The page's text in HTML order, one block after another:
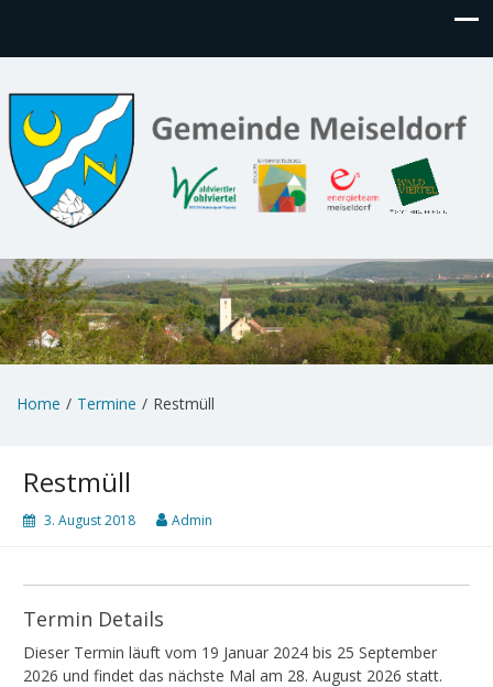
Home Termine Restmüll
Restmüll
3. August 2018 Admin
Termin Details
Dieser Termin läuft vom 19 Januar 2024 bis 25 September
2026 und findet das nächste Mal am 28. August 2026 statt.